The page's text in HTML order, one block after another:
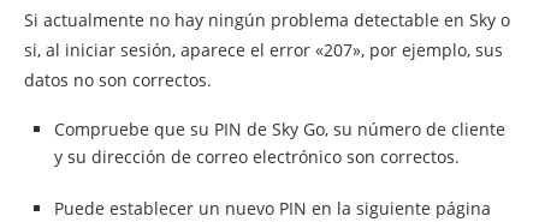
Si actualmente no hay ningún problema detectable en Sky o
si, al iniciar sesión, aparece el error «207», por ejemplo, sus
datos no son correctos.
Compruebe que su PIN de Sky Go, su número de cliente
y su dirección de correo electrónico son correctos.
Puede establecer un nuevo PIN en la siguiente página